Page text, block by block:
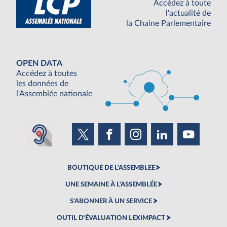
Accédez à toute
l'actualité de
la Chaine Parlementaire
OPEN DATA
Accédez à toutes
les données de
l'Assemblée nationale
BOUTIQUE DE L'ASSEMBLEE
UNE SEMAINE À L'ASSEMBLÉE
S'ABONNER À UN SERVICE
OUTIL D'ÉVALUATION LEXIMPACT